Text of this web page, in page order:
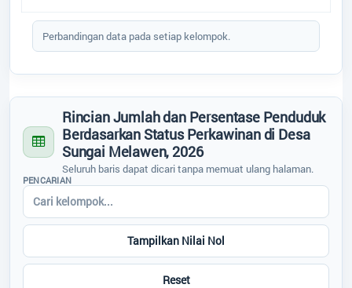
ARTIKEL
Data Suplemen
Kabupaten
: Kotawaringin Barat
Provinsi
: Kalimantan Tengah
Kode Pos
: 74184
Alamat Kantor
: Jalan Lada Lima Sungai
Melawen P.Lada
Titik Lokasi Kantor Desa
End of interactive chart.
Perbandingan data pada setiap kelompok.
Rincian Jumlah dan Persentase Penduduk
Berdasarkan Status Perkawinan di Desa
Sungai Melawen, 2026
Seluruh baris dapat dicari tanpa memuat ulang halaman.
PENCARIAN
Tampilkan Nilai Nol
Reset